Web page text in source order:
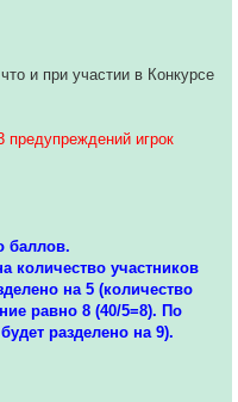
и при участии в Конкурсе
предупреждений игрок
баллов.
количество участников
на 5 (количество
равно 8 (40/5=8). По
разделено на 9).